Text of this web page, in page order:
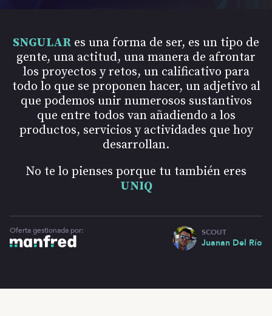
SNGULAR es una forma de ser, es un tipo de
gente, una actitud, una manera de afrontar
los proyectos y retos, un calificativo para
todo lo que se proponen hacer, un adjetivo al
que podemos unir numerosos sustantivos
que entre todos van añadiendo a los
productos, servicios y actividades que hoy
desarrollan.
No te lo pienses porque tu también eres
UNIQ
Oferta gestionada por: SCOUT
Juanan Del Río